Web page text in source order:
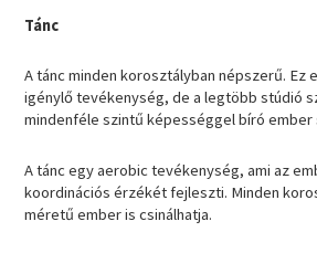
Tánc
A tánc minden korosztályban népszerű. Ez
igénylő tevékenység, de a legtöbb stúdió
mindenféle szintű képességgel bíró ember
A tánc egy aerobic tevékenység, ami az
koordinációs érzékét fejleszti. Minden
méretű ember is csinálhatja.